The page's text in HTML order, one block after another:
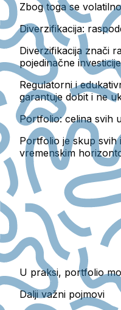
Zbog toga se
Diverzifikacija:
Diverzifikacija znači
pojedinačne
Regulatorni i
garantuje dobit i ne
Portfolio: celina svih
Portfolio je skup svih
vremenskim
U praksi, portfolio
Dalji važni pojmovi